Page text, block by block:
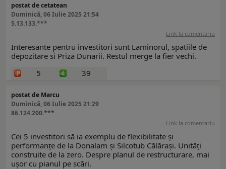
postat de cetatean
Duminică, 06 Iulie 2025 21:54
5.13.133.***
Link la comentariu
Interesante pentru investitori sunt Laminorul, spatiile de
depozitare si Priza Dunarii. Restul merge la fier vechi.
5
39
postat de Marcu
Duminică, 06 Iulie 2025 21:29
86.124.200.***
Link la comentariu
Cei 5 investitori să ia exemplu de flexibilitate și
performanțe de la Donalam și Silcotub Călărași. Unități
construite de la zero. Despre planul de restructurare, mai
ușor cu pianul pe scări.